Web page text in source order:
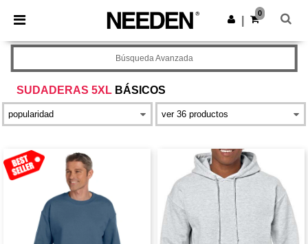
× App de Needen
¡Mejores precios en app!
Descargar app
0
SUDADERAS 5XL BÁSICOS
Búsqueda Avanzada